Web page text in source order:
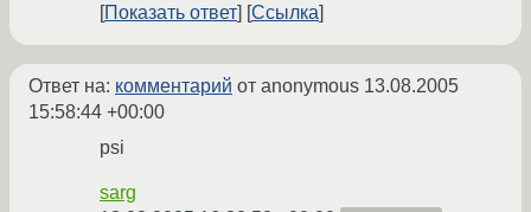
Показать ответ Ссылка
Ответ на: комментарий от anonymous 13.08.2005
15:58:44 +00:00
psi
sarg